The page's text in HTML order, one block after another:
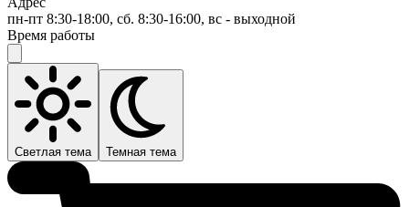
пн-пт 8:30-18:00, сб. 8:30-16:00, вс - выходной
Время работы
Светлая тема Темная тема